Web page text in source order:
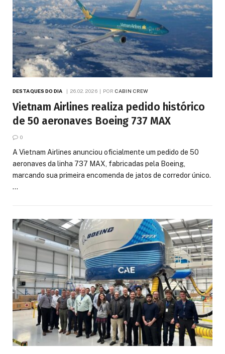
DESTAQUES DO DIA 26.02.2026 POR CABIN CREW
Vietnam Airlines realiza pedido histórico
de 50 aeronaves Boeing 737 MAX
0
A Vietnam Airlines anunciou oficialmente um pedido de 50
aeronaves da linha 737 MAX, fabricadas pela Boeing,
marcando sua primeira encomenda de jatos de corredor único.
…